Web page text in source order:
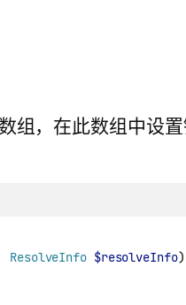
，在此数组中设
ResolveInfo $resolveInfo)